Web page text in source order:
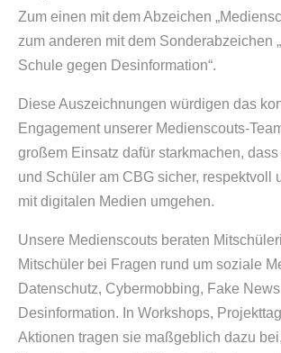
Zum einen mit dem Abzeichen
zum anderen mit dem Sonderabzeichen
Schule gegen Desinformation“.
Diese Auszeichnungen würdigen das
Engagement unserer Medienscouts-
großem Einsatz dafür starkmachen,
und Schüler am CBG sicher, respektvoll
mit digitalen Medien umgehen.
Unsere Medienscouts beraten
Mitschüler bei Fragen rund um soziale
Datenschutz, Cybermobbing, Fake
Desinformation. In Workshops,
Aktionen tragen sie maßgeblich dazu